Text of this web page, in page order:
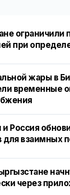
ограничили
при
жары в
временные
Россия
для взаимных
через